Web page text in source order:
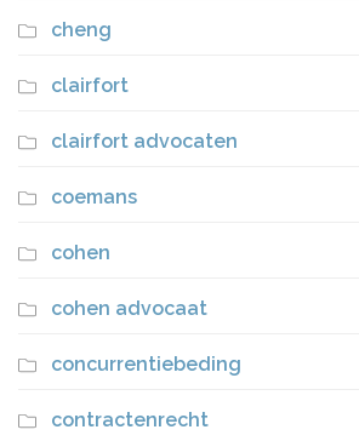
cheng
clairfort
clairfort advocaten
coemans
cohen
cohen advocaat
concurrentiebeding
contractenrecht